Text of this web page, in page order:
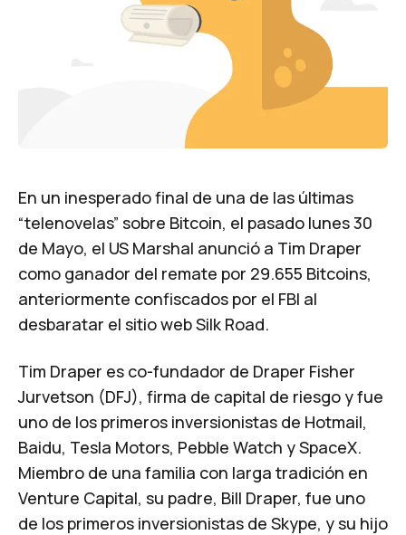
En un inesperado final de una de las últimas
“telenovelas” sobre Bitcoin, el pasado lunes 30
de Mayo, el US Marshal anunció a Tim Draper
como ganador del remate por 29.655 Bitcoins,
anteriormente confiscados por el FBI al
desbaratar el sitio webSilk Road.
Tim Draper es co-fundador de Draper Fisher
Jurvetson (DFJ), firma de capital de riesgo y fue
uno de los primeros inversionistas de Hotmail,
Baidu, Tesla Motors, Pebble Watch y SpaceX.
Miembro de una familia con larga tradición en
Venture Capital, su padre, Bill Draper, fue uno
de los primeros inversionistas de Skype, y su hijo